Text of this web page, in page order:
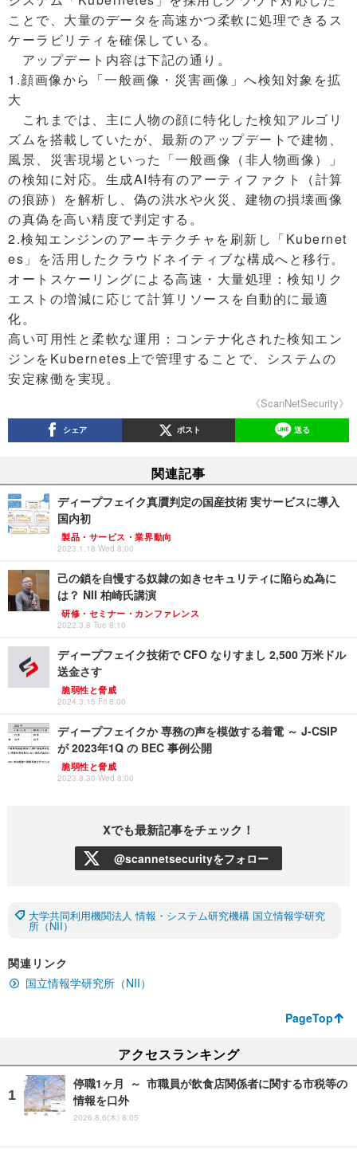
ことで、大量のデータを高速かつ柔軟に処理できるス
ケーラビリティを確保している。
アップデート内容は下記の通り。
1.顔画像から「一般画像・災害画像」へ検知対象を拡
大
これまでは、主に人物の顔に特化した検知アルゴリ
ズムを搭載していたが、最新のアップデートで建物、
風景、災害現場といった「一般画像（非人物画像）」
の検知に対応。生成AI特有のアーティファクト（計算
の痕跡）を解析し、偽の洪水や火災、建物の損壊画像
の真偽を高い精度で判定する。
2.検知エンジンのアーキテクチャを刷新し「Kubernet
es」を活用したクラウドネイティブな構成へと移行。
オートスケーリングによる高速・大量処理：検知リク
エストの増減に応じて計算リソースを自動的に最適
化。
高い可用性と柔軟な運用：コンテナ化された検知エン
ジンをKubernetes上で管理することで、システムの
安定稼働を実現。
《ScanNetSecurity》
シェア ポスト 送る
関連記事
ディープフェイク真贋判定の国産技術 実サービスに導入
国内初
製品・サービス・業界動向
2023.1.18 Wed 8:00
己の鎖を自慢する奴隷の如きセキュリティに陥らぬ為に
は？ NII 柏崎氏講演
研修・セミナー・カンファレンス
2022.3.8 Tue 8:10
ディープフェイク技術で CFO なりすまし 2,500 万米ドル
送金さす
脆弱性と脅威
2024.3.15 Fri 8:00
ディープフェイクか 専務の声を模倣する着電 ～ J-CSIP
が 2023年1Q の BEC 事例公開
脆弱性と脅威
2023.8.30 Wed 8:00
Xでも最新記事をチェック！
@scannetsecurityをフォロー
大学共同利用機関法人 情報・システム研究機構 国立情報学研究
所（NII）
関連リンク
国立情報学研究所（NII）
PageTop
アクセスランキング
停職1ヶ月 ～ 市職員が飲食店関係者に関する市税等の
情報を口外
2026.8.6(木) 8:05